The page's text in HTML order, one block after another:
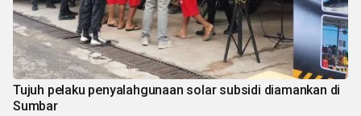
Tujuh pelaku penyalahgunaan solar subsidi diamankan di
Sumbar